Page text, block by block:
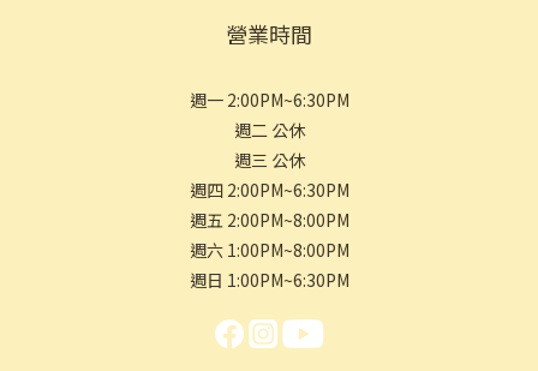
營業時間
週一 2:00PM~6:30PM
週二 公休
週三 公休
週四 2:00PM~6:30PM
週五 2:00PM~8:00PM
週六 1:00PM~8:00PM
週日 1:00PM~6:30PM